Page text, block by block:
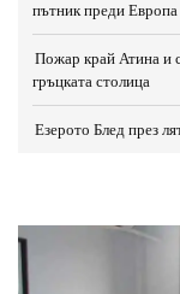
пътник преди Европа
Пожар край Атина и
гръцката столица
Езерото Блед през